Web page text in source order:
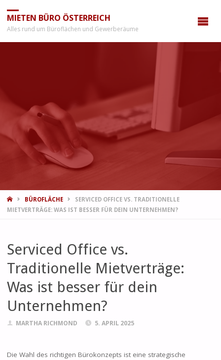
MIETEN BÜRO ÖSTERREICH
Alles rund um Büroflächen und Gewerberäume
STARTBÜROFLÄCHE
SERVICED OFFICE VS. TRADITIONELLE
MIETVERTRÄGE: WAS IST BESSER FÜR DEIN UNTERNEHMEN?
Serviced Office vs.
Traditionelle Mietverträge:
Was ist besser für dein
Unternehmen?
MARTHA RICHMOND 5. APRIL 2025
Die Wahl des richtigen Bürokonzepts ist eine strategische